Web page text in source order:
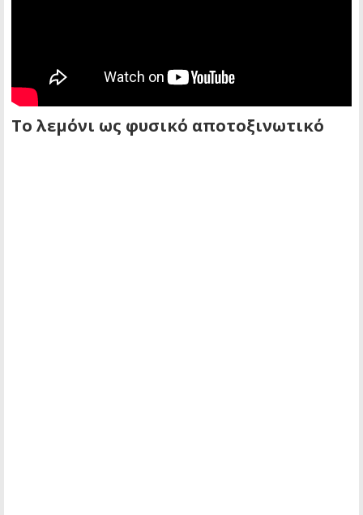
Το λεμόνι ως φυσικό αποτοξινωτικό